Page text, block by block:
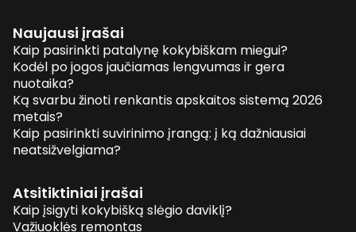
Naujausi įrašai
Kaip pasirinkti patalynę kokybiškam miegui?
Kodėl po jogos jaučiamas lengvumas ir gera
nuotaika?
Ką svarbu žinoti renkantis apskaitos sistemą 2026
metais?
Kaip pasirinkti suvirinimo įrangą: į ką dažniausiai
neatsižvelgiama?
Atsitiktiniai įrašai
Kaip įsigyti kokybišką slėgio daviklį?
Važiuoklės remontas